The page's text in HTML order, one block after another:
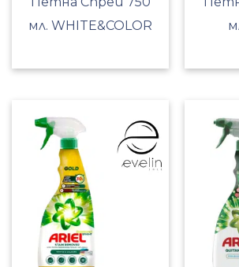
мл. WHITE&COLOR